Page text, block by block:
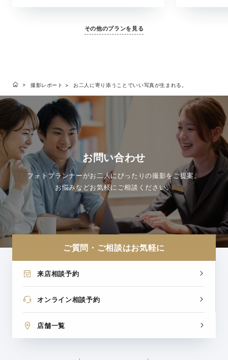
その他のプランを見る
撮影レポート お二人に寄り添うことでいい写真が生まれる。
お問い合わせ
フォトプランナーがお二人にぴったりの撮影をご提案。
お悩みなどお気軽にご相談ください。
ご質問・ご相談はお気軽に
来店相談予約
オンライン相談予約
店舗一覧